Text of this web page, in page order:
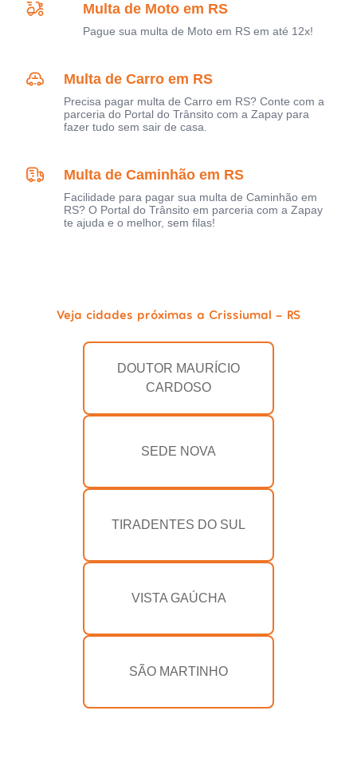
Multa de Moto em RS
Pague sua multa de Moto em RS em até 12x!
Multa de Carro em RS
Precisa pagar multa de Carro em RS? Conte com a
parceria do Portal do Trânsito com a Zapay para
fazer tudo sem sair de casa.
Multa de Caminhão em RS
Facilidade para pagar sua multa de Caminhão em
RS? O Portal do Trânsito em parceria com a Zapay
te ajuda e o melhor, sem filas!
Veja cidades próximas a Crissiumal - RS
DOUTOR MAURÍCIO
CARDOSO
SEDE NOVA
TIRADENTES DO SUL
VISTA GAÚCHA
SÃO MARTINHO